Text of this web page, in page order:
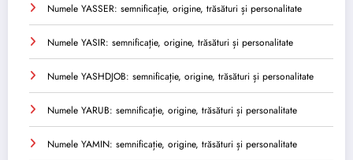
Numele YASSER: semnificație, origine, trăsături și personalitate
Numele YASIR: semnificație, origine, trăsături și personalitate
Numele YASHDJOB: semnificație, origine, trăsături și personalitate
Numele YARUB: semnificație, origine, trăsături și personalitate
Numele YAMIN: semnificație, origine, trăsături și personalitate